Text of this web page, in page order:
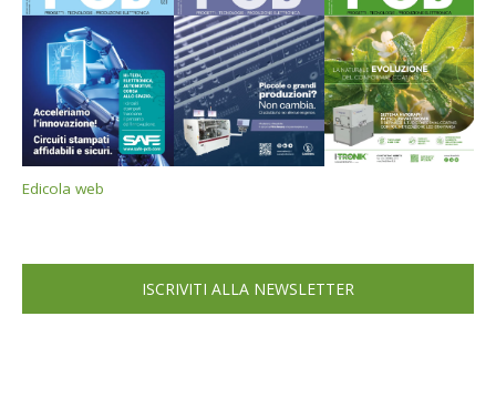
Edicola web
ISCRIVITI ALLA NEWSLETTER